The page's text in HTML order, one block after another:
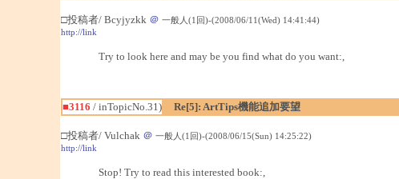
□投稿者/ Bcyjyzkk ＠ 一般人(1回)-(2008/06/11(Wed) 14:41:44)
http://link
Try to look here and may be you find what do you want:,
■3116 / inTopicNo.31)
Re[5]: ArtTips機能追加要望
□投稿者/ Vulchak ＠ 一般人(1回)-(2008/06/15(Sun) 14:25:22)
http://link
Stop! Try to read this interested book:,